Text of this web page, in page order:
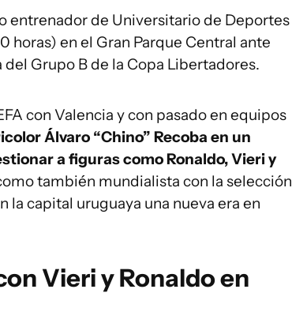
entrenador de Universitario de Deportes
horas) en el Gran Parque Central ante
Grupo B de la Copa Libertadores.
con Valencia y con pasado en equipos
Álvaro “Chino” Recoba en un
a figuras como Ronaldo, Vieri y
también mundialista con la selección
capital uruguaya una nueva era en
Vieri y Ronaldo en